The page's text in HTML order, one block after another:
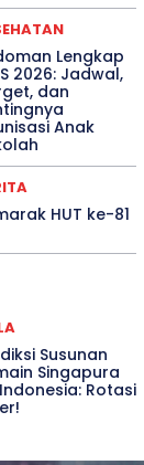
Lengkap
2026: Jadwal,
dan
Anak
HUT ke-81
Susunan
Singapura
Rotasi